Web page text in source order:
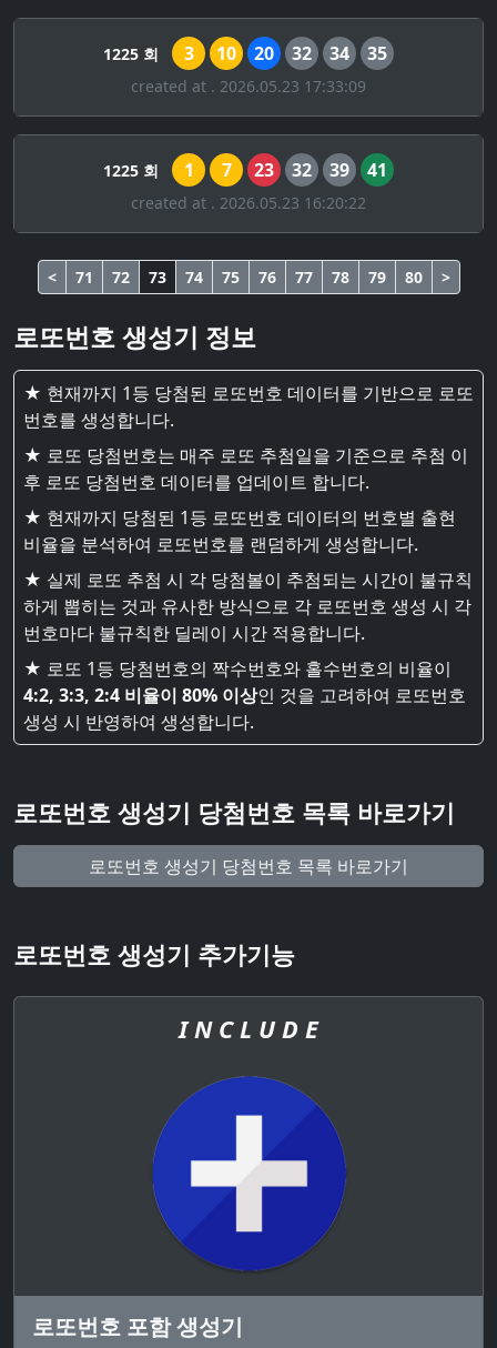
1225 회 3 10 20 32 34 35
created at . 2026.05.23 17:33:09
1225 회 1 7 23 32 39 41
created at . 2026.05.23 16:20:22
< 71 72 73 74 75 76 77 78 79 80 >
로또번호 생성기 정보
★ 현재까지 1등 당첨된 로또번호 데이터를 기반으로 로또
번호를 생성합니다.
★ 로또 당첨번호는 매주 로또 추첨일을 기준으로 추첨 이
후 로또 당첨번호 데이터를 업데이트 합니다.
★ 현재까지 당첨된 1등 로또번호 데이터의 번호별 출현
비율을 분석하여 로또번호를 랜덤하게 생성합니다.
★ 실제 로또 추첨 시 각 당첨볼이 추첨되는 시간이 불규칙
하게 뽑히는 것과 유사한 방식으로 각 로또번호 생성 시 각
번호마다 불규칙한 딜레이 시간 적용합니다.
★ 로또 1등 당첨번호의 짝수번호와 홀수번호의 비율이
4:2, 3:3, 2:4 비율이 80% 이상인 것을 고려하여 로또번호
생성 시 반영하여 생성합니다.
로또번호 생성기 당첨번호 목록 바로가기
로또번호 생성기 당첨번호 목록 바로가기
로또번호 생성기 추가기능
I N C L U D E
로또번호 포함 생성기